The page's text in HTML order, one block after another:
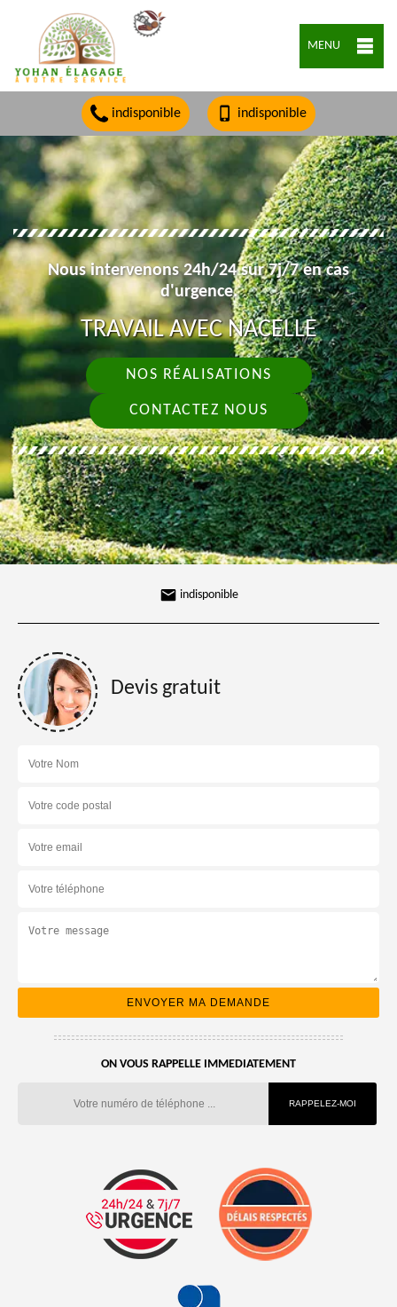
MENU
indisponible indisponible
Nous intervenons 24h/24 sur 7j/7 en cas
d'urgence.
TRAVAIL AVEC NACELLE
NOS RÉALISATIONS
CONTACTEZ NOUS
indisponible
Devis gratuit
ON VOUS RAPPELLE IMMEDIATEMENT